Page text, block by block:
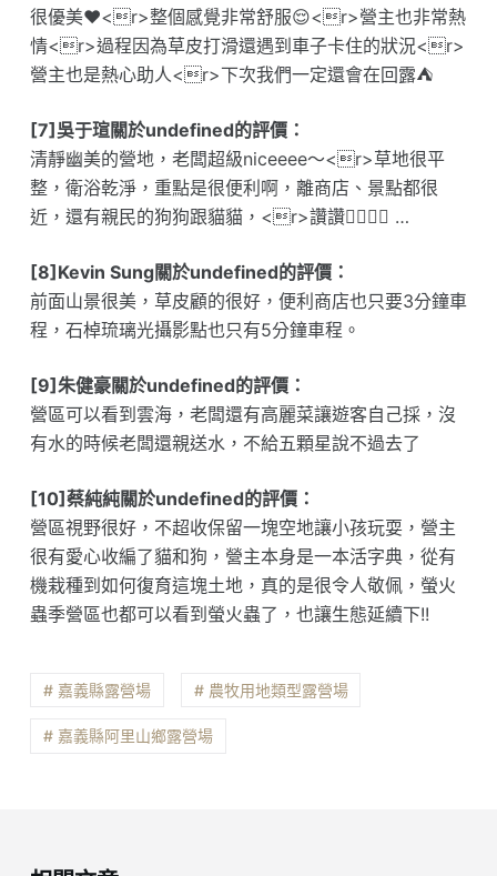
很優美❤️<r>整個感覺非常舒服😌<r>營主也非常熱
情<r>過程因為草皮打滑還遇到車子卡住的狀況<r>
營主也是熱心助人<r>下次我們一定還會在回露⛺️
[7]吳于瑄關於undefined的評價：
清靜幽美的營地，老闆超級niceeee～<r>草地很平
整，衛浴乾淨，重點是很便利啊，離商店、景點都很
近，還有親民的狗狗跟貓貓，<r>讚讚👍🏽👍🏽 …
[8]Kevin Sung關於undefined的評價：
前面山景很美，草皮顧的很好，便利商店也只要3分鐘車
程，石棹琉璃光攝影點也只有5分鐘車程。
[9]朱健豪關於undefined的評價：
營區可以看到雲海，老闆還有高麗菜讓遊客自己採，沒
有水的時候老闆還親送水，不給五顆星說不過去了
[10]蔡純純關於undefined的評價：
營區視野很好，不超收保留一塊空地讓小孩玩耍，營主
很有愛心收編了貓和狗，營主本身是一本活字典，從有
機栽種到如何復育這塊土地，真的是很令人敬佩，螢火
蟲季營區也都可以看到螢火蟲了，也讓生態延續下!!
# 嘉義縣露營場 # 農牧用地類型露營場
# 嘉義縣阿里山鄉露營場